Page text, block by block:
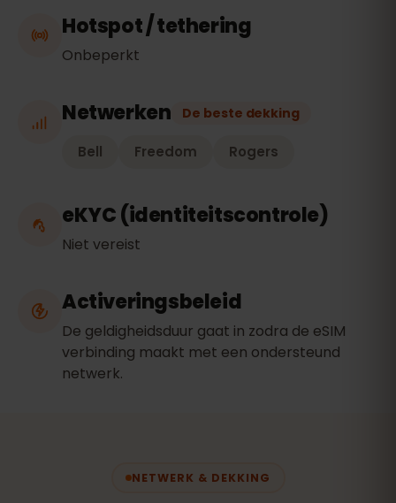
Hotspot / tethering
Onbeperkt
Netwerken De beste dekking
Bell Freedom Rogers
eKYC (identiteitscontrole)
Niet vereist
Activeringsbeleid
De geldigheidsduur gaat in zodra de eSIM
verbinding maakt met een ondersteund
netwerk.
NETWERK & DEKKING